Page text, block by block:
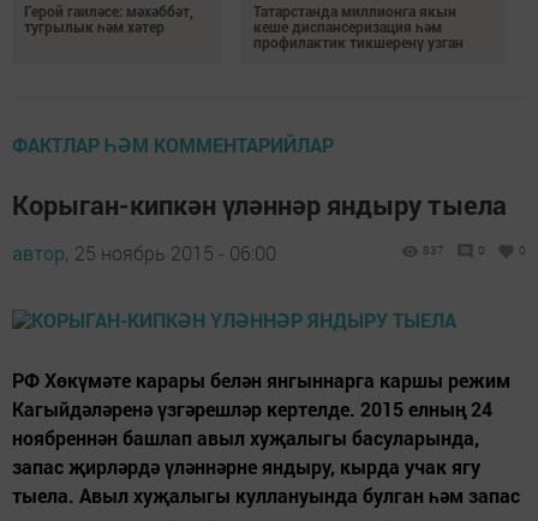
Герой гаиләсе: мәхәббәт,
тугрылык һәм хәтер
Татарстанда миллионга якын
кеше диспансеризация һәм
профилактик тикшеренү узган
ФАКТЛАР ҺӘМ КОММЕНТАРИЙЛАР
Корыган-кипкән үләннәр яндыру тыела
автор, 25 ноябрь 2015 - 06:00 837 0 0
РФ Хөкүмәте карары белән янгыннарга каршы режим
Кагыйдәләренә үзгәрешләр кертелде. 2015 елның 24
ноябреннән башлап авыл хуҗалыгы басуларында,
запас җирләрдә үләннәрне яндыру, кырда учак ягу
тыела. Авыл хуҗалыгы куллануында булган һәм запас